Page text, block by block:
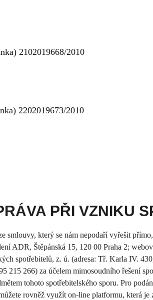
2102019668/2010
2202019673/2010
PŘI VZNIKU
smlouvy, který se nám nepodaří vyřešit
ADR, Štěpánská 15, 120 00 Praha 2;
spotřebitelů, z. ú. (adresa: Tř. Karla IV.
215 266) za účelem mimosoudního řešení
tohoto spotřebitelského sporu. Pro
rovněž využít on-line platformu, která